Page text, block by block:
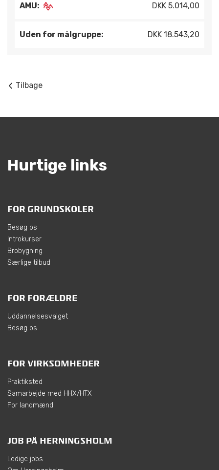
AMU: DKK 5.014,00
Uden for målgruppe: DKK 18.543,20
Tilbage
Hurtige links
FOR GRUNDSKOLER
Besøg os
Introkurser
Brobygning
Særlige tilbud
FOR FORÆLDRE
Uddannelsesvalget
Besøg os
FOR VIRKSOMHEDER
Praktiksted
Samarbejde med HHX/HTX
For landmænd
JOB PÅ HERNINGSHOLM
Ledige jobs